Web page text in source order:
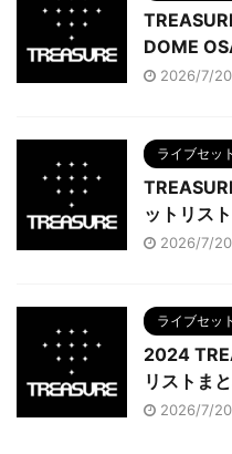
DOME
2026/7/20
ライブセッ
ットリス
2026/7/20
ライブセッ
2024
リストま
2026/7/20